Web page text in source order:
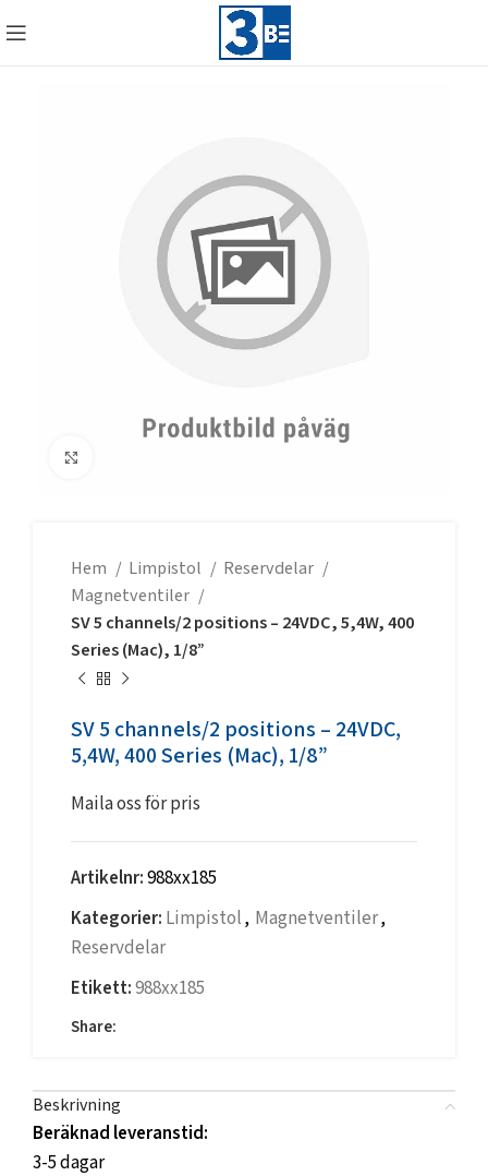
Hem Limpistol
Reservdelar
Magnetventiler
SV 5 channels/2 positions – 24VDC, 5,4W, 400
Series (Mac), 1/8”
SV 5 channels/2 positions – 24VDC,
5,4W, 400 Series (Mac), 1/8”
Maila oss för pris
Artikelnr:988xx185
Kategorier: Limpistol, Magnetventiler,
Reservdelar
Etikett:988xx185
Share:
Beskrivning
Beräknad leveranstid:
3-5 dagar